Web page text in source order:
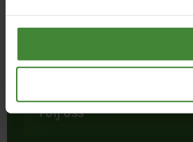
miljön främst var helt nytt. Det är
besluten ska fattas – då finns bara
starkare vi blir, desto mer
Följ oss